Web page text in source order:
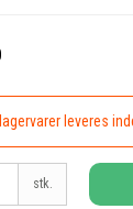
leveres
stk.